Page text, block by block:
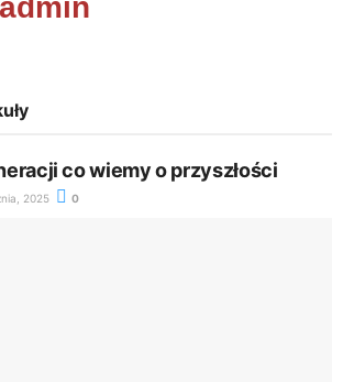
co wiemy o przyszłości
2025 0